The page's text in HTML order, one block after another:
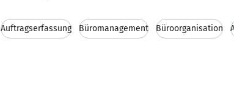
Auftragserfassung Büromanagement Büroorganisation